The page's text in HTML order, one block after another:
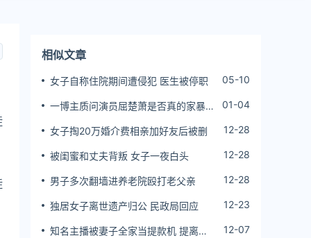
相似文章
女子自称住院期间遭侵犯 医生被停职 05-10
一博主质问演员屈楚萧是否真的家暴,
01-04
女子掏20万婚介费相亲加好友后被删 12-28
被闺蜜和丈夫背叛 女子一夜白头 12-28
男子多次翻墙进养老院殴打老父亲 12-28
独居女子离世遗产归公 民政局回应 12-23
知名主播被妻子全家当提款机 提离婚
12-07